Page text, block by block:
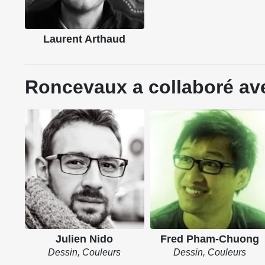
Laurent Arthaud
Roncevaux a collaboré
Julien Nido
Dessin, Couleurs
Fred Pham-Chuong
Dessin, Couleurs